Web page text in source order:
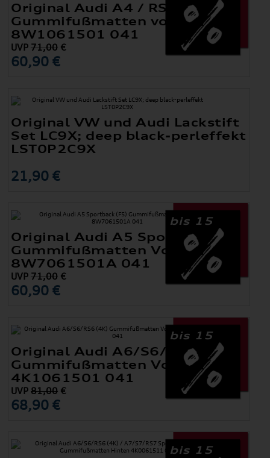
Original Audi A4 / RS4 (8W)
Gummifußmatten vorne
8W1061501 041
UVP71,00 €
60,90 €
Original VW und Audi Lackstift
Set LC9X; deep black-perleffekt
LST0P2C9X
21,90 €
bis 15
Original Audi A5 Sportback (F5)
Gummifußmatten Vorne
8W7061501A 041
UVP71,00 €
60,90 €
bis 15
Original Audi A6/S6/RS6 (4K)
Gummifußmatten Vorne
4K1061501 041
UVP81,00 €
68,90 €
bis 15